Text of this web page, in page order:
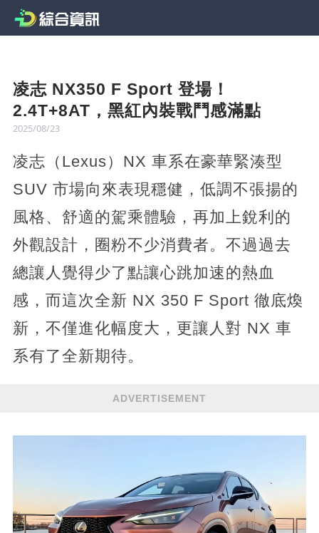
凌志 NX350 F Sport 登場！
2.4T+8AT，黑紅內裝戰鬥感滿點
2025/08/23
凌志（Lexus）NX 車系在豪華緊湊型
SUV 市場向來表現穩健，低調不張揚的
風格、舒適的駕乘體驗，再加上銳利的
外觀設計，圈粉不少消費者。不過過去
總讓人覺得少了點讓心跳加速的熱血
感，而這次全新 NX 350 F Sport 徹底煥
新，不僅進化幅度大，更讓人對 NX 車
系有了全新期待。
ADVERTISEMENT